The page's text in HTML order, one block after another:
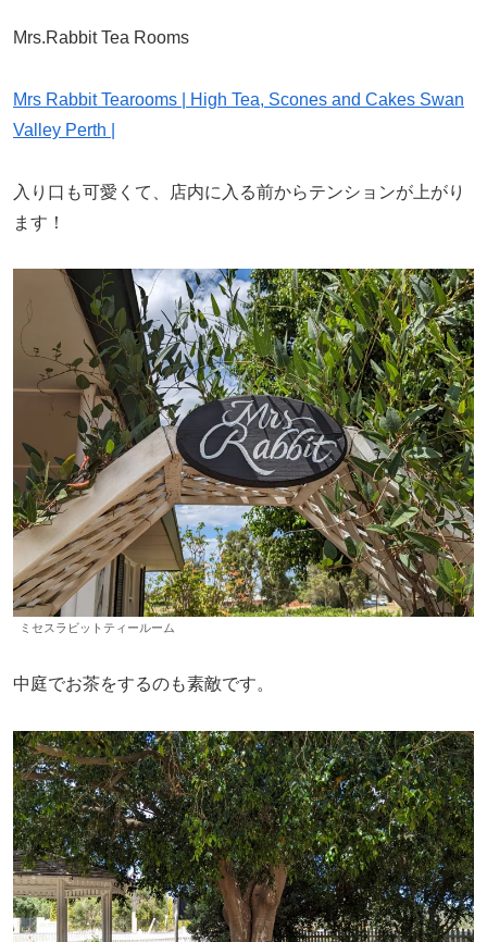
Mrs.Rabbit Tea Rooms
Mrs Rabbit Tearooms | High Tea, Scones and Cakes Swan
Valley Perth |
入り口も可愛くて、店内に入る前からテンションが上がり
ます！
ミセスラビットティールーム
中庭でお茶をするのも素敵です。